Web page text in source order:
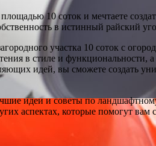
площадью 10 соток и мечтаете
в истинный райский
участка 10 соток с
в стиле и
идей, вы сможете создать
идеи и советы по
аспектах, которые помогут вам